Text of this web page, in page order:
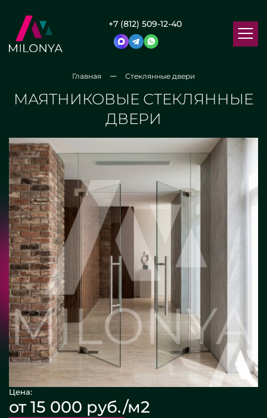
+7 (812) 509-12-40
Главная Стеклянные двери
МАЯТНИКОВЫЕ СТЕКЛЯННЫЕ
ДВЕРИ
Цена:
от 15 000 руб./м2